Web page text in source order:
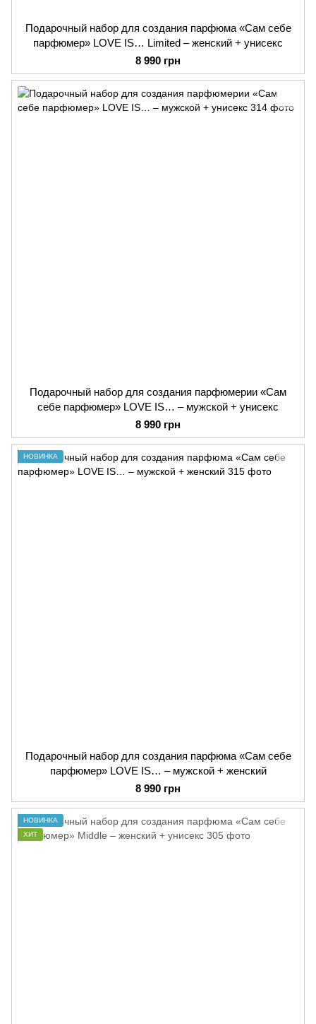
Подарочный набор для создания парфюма «Сам себе
парфюмер» LOVE IS… Limited – женский + унисекс
8 990 грн
Подарочный набор для создания парфюмерии «Сам
себе парфюмер» LOVE IS… – мужской + унисекс
8 990 грн
НОВИНКА
Подарочный набор для создания парфюма «Сам себе
парфюмер» LOVE IS… – мужской + женский
8 990 грн
НОВИНКА
ХИТ